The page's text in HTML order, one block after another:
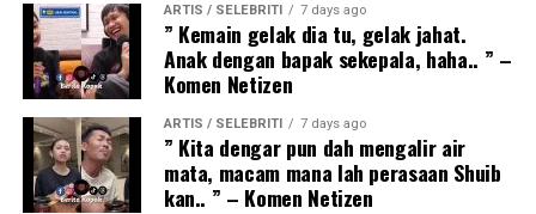
ARTIS / SELEBRITI 7 days ago
” Kemain gelak dia tu, gelak jahat.
Anak dengan bapak sekepala, haha.. ” –
Komen Netizen
ARTIS / SELEBRITI 7 days ago
” Kita dengar pun dah mengalir air
mata, macam mana lah perasaan Shuib
kan.. ” – Komen Netizen